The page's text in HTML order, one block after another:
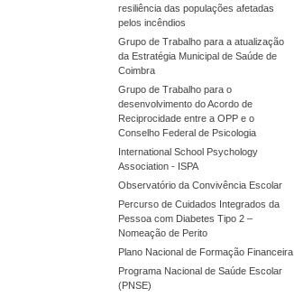
resiliência das populações afetadas
pelos incêndios
Grupo de Trabalho para a atualização
da Estratégia Municipal de Saúde de
Coimbra
Grupo de Trabalho para o
desenvolvimento do Acordo de
Reciprocidade entre a OPP e o
Conselho Federal de Psicologia
International School Psychology
Association - ISPA
Observatório da Convivência Escolar
Percurso de Cuidados Integrados da
Pessoa com Diabetes Tipo 2 –
Nomeação de Perito
Plano Nacional de Formação Financeira
Programa Nacional de Saúde Escolar
(PNSE)